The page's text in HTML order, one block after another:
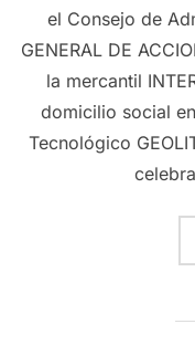
el Consejo de
GENERAL DE
la mercantil
domicilio social
Tecnológico